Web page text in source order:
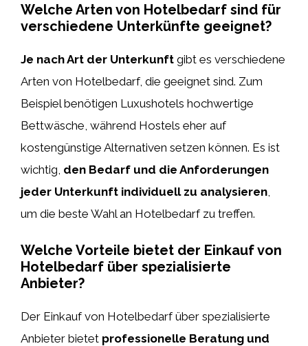
Welche Arten von Hotelbedarf sind für
verschiedene Unterkünfte geeignet?
Je nach Art der Unterkunft gibt es verschiedene
Arten von Hotelbedarf, die geeignet sind. Zum
Beispiel benötigen Luxushotels hochwertige
Bettwäsche, während Hostels eher auf
kostengünstige Alternativen setzen können. Es ist
wichtig, den Bedarf und die Anforderungen
jeder Unterkunft individuell zu analysieren
um die beste Wahl an Hotelbedarf zu treffen.
Welche Vorteile bietet der Einkauf von
Hotelbedarf über spezialisierte
Anbieter?
Der Einkauf von Hotelbedarf über spezialisierte
Anbieter bietet professionelle Beratung und